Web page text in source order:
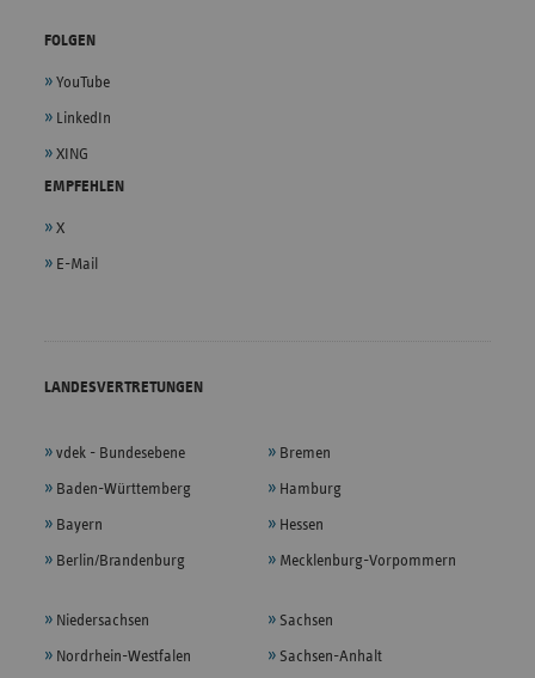
FOLGEN
YouTube
LinkedIn
XING
EMPFEHLEN
X
E-Mail
LANDESVERTRETUNGEN
vdek - Bundesebene
Baden-Württemberg
Bayern
Berlin/Brandenburg
Bremen
Hamburg
Hessen
Mecklenburg-Vorpommern
Niedersachsen
Nordrhein-Westfalen
Sachsen
Sachsen-Anhalt